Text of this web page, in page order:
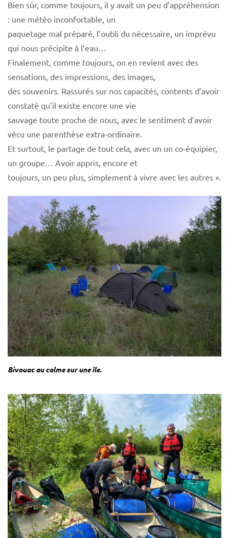
Bien sûr, comme toujours, il y avait un peu d’appréhension
: une météo inconfortable, un
paquetage mal préparé, l’oubli du nécessaire, un imprévu
qui nous précipite à l’eau…
Finalement, comme toujours, on en revient avec des
sensations, des impressions, des images,
des souvenirs. Rassurés sur nos capacités, contents d’avoir
constaté qu’il existe encore une vie
sauvage toute proche de nous, avec le sentiment d’avoir
vécu une parenthèse extra-ordinaire.
Et surtout, le partage de tout cela, avec un un co-équipier,
un groupe… Avoir appris, encore et
toujours, un peu plus, simplement à vivre avec les autres ».
Bivouac au calme sur une île.